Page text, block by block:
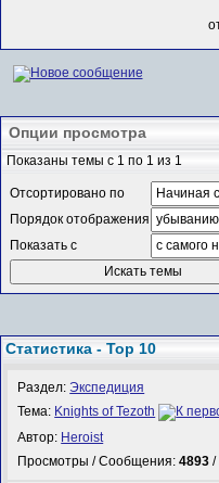
Опции просмотра
Показаны темы с 1 по 1 из 1
Отсортировано по
Порядок отображения
Показать с
Статистика - Top 10
Раздел:Экспедиция
Тема: Knights of Tezoth
Автор: Heroist
Просмотры / Сообщения:4893 /